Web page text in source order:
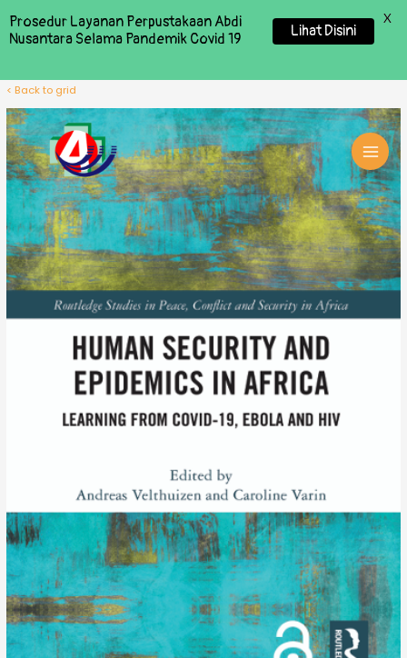
< Back to grid
Prosedur Layanan Perpustakaan Abdi
Nusantara Selama Pandemik Covid 19
Lihat Disini
X